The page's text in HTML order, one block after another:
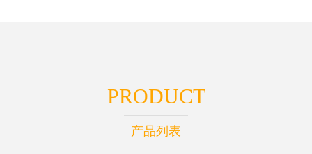
PRODUCT
产品列表